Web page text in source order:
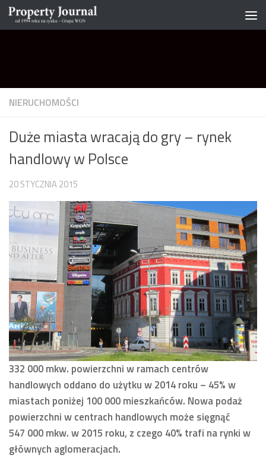
Skip to content
NIERUCHOMOŚCI
Duże miasta wracają do gry – rynek
handlowy w Polsce
20 STYCZNIA 2015
332 000 mkw. powierzchni w ramach centrów
handlowych oddano do użytku w 2014 roku – 45% w
miastach poniżej 100 000 mieszkańców. Nowa podaż
powierzchni w centrach handlowych może sięgnąć
547 000 mkw. w 2015 roku, z czego 40% trafi na rynki w
głównych aglomeracjach.